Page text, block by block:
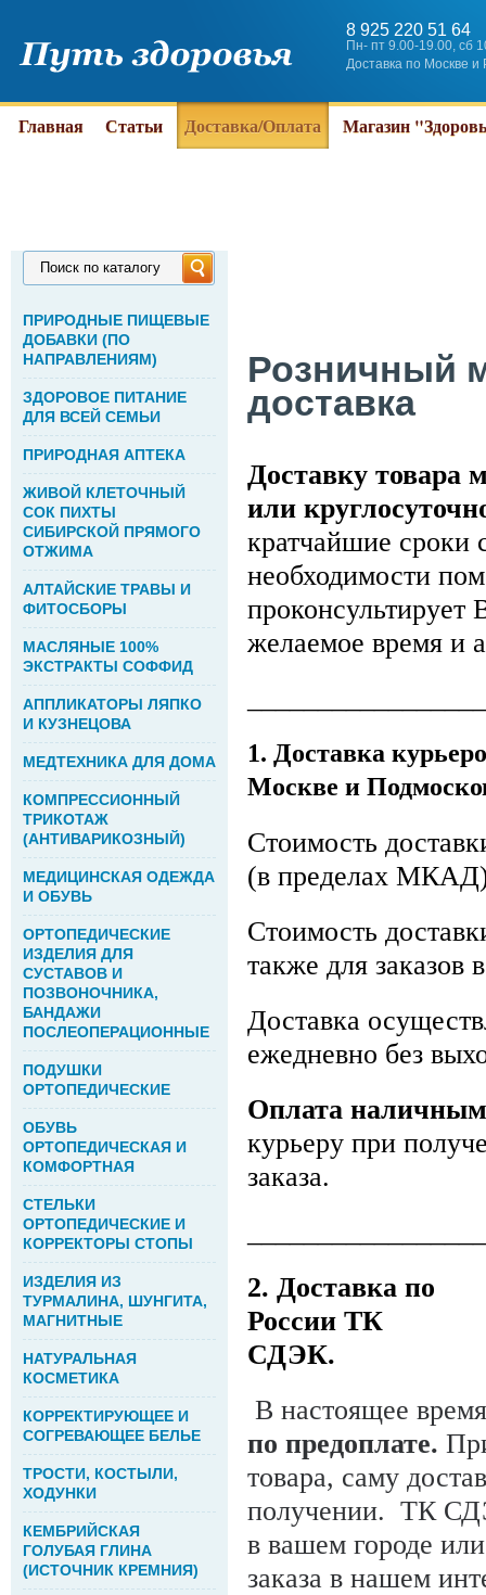
8 925 220 51 64
Пн- пт 9.00-19.00, сб
Доставка по Москве и
Главная Статьи Доставка/Оплата Магазин
Поиск по каталогу
ПРИРОДНЫЕ ПИЩЕВЫЕ
ДОБАВКИ (ПО
НАПРАВЛЕНИЯМ)
ЗДОРОВОЕ ПИТАНИЕ
ДЛЯ ВСЕЙ СЕМЬИ
ПРИРОДНАЯ АПТЕКА
ЖИВОЙ КЛЕТОЧНЫЙ
СОК ПИХТЫ
СИБИРСКОЙ ПРЯМОГО
ОТЖИМА
АЛТАЙСКИЕ ТРАВЫ И
ФИТОСБОРЫ
МАСЛЯНЫЕ 100%
ЭКСТРАКТЫ СОФФИД
АППЛИКАТОРЫ ЛЯПКО
И КУЗНЕЦОВА
МЕДТЕХНИКА ДЛЯ ДОМА
КОМПРЕССИОННЫЙ
ТРИКОТАЖ
(АНТИВАРИКОЗНЫЙ)
МЕДИЦИНСКАЯ ОДЕЖДА
И ОБУВЬ
ОРТОПЕДИЧЕСКИЕ
ИЗДЕЛИЯ ДЛЯ
СУСТАВОВ И
ПОЗВОНОЧНИКА,
БАНДАЖИ
ПОСЛЕОПЕРАЦИОННЫЕ
ПОДУШКИ
ОРТОПЕДИЧЕСКИЕ
ОБУВЬ
ОРТОПЕДИЧЕСКАЯ И
КОМФОРТНАЯ
СТЕЛЬКИ
ОРТОПЕДИЧЕСКИЕ И
КОРРЕКТОРЫ СТОПЫ
ИЗДЕЛИЯ ИЗ
ТУРМАЛИНА, ШУНГИТА,
МАГНИТНЫЕ
НАТУРАЛЬНАЯ
КОСМЕТИКА
КОРРЕКТИРУЮЩЕЕ И
СОГРЕВАЮЩЕЕ БЕЛЬЕ
ТРОСТИ, КОСТЫЛИ,
ХОДУНКИ
КЕМБРИЙСКАЯ
ГОЛУБАЯ ГЛИНА
(ИСТОЧНИК КРЕМНИЯ)
Розничный
доставка
Доставку товара
или
кратчайшие сроки
необходимости
желаемое время и
1. Доставка
Москве и
Стоимость
(в пределах
Стоимость
также для заказов
Доставка
ежедневно без
Оплата
курьеру при
заказа.
2. Доставка по
России ТК
СДЭК.
В настоящее
по предоплате.
товара, саму
получении. ТК
в вашем городе
заказа в нашем